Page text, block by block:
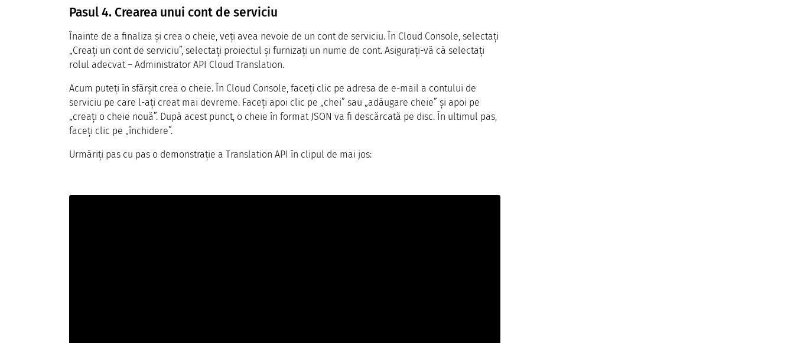
Pasul 4. Crearea unui cont de serviciu
Înainte de a finaliza și crea o cheie, veți avea nevoie de un cont de serviciu. În Cloud Console, selectați
„Creați un cont de serviciu”, selectați proiectul și furnizați un nume de cont. Asigurați-vă că selectați
rolul adecvat – Administrator API Cloud Translation.
Acum puteți în sfârșit crea o cheie. În Cloud Console, faceți clic pe adresa de e-mail a contului de
serviciu pe care l-ați creat mai devreme. Faceți apoi clic pe „chei” sau „adăugare cheie” și apoi pe
„creați o cheie nouă”. După acest punct, o cheie în format JSON va fi descărcată pe disc. În ultimul pas,
faceți clic pe „închidere”.
Urmăriți pas cu pas o demonstrație a Translation API în clipul de mai jos: